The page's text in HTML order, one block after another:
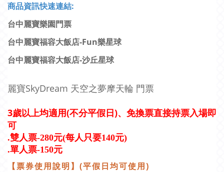
商品資訊快速連結:
台中麗寶樂園門票
台中麗寶福容大飯店-Fun樂星球
台中麗寶福容大飯店-沙丘星球
麗寶SkyDream 天空之夢摩天輪 門票
3歲以上均適用(不分平假日)、免換票直接持票入場即
可
.雙人票-280元(每人只要140元)
.單人票-150元
【票券使用說明】 (平假日均可使用)